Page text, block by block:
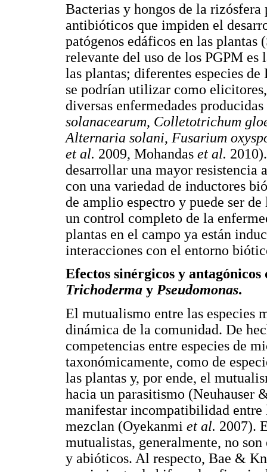
Bacterias y hongos de la
antibióticos que impiden el
patógenos edáficos en las
relevante del uso de los PGPM
las plantas; diferentes especies de
se podrían utilizar como
diversas enfermedades
solanacearum, Colletotrichum
Alternaria solani, Fusarium
et al. 2009, Mohandas et al.
desarrollar una mayor resistencia
con una variedad de inductores
de amplio espectro y puede ser
un control completo de la
plantas en el campo ya están
interacciones con el entorno
Efectos sinérgicos y
Trichoderma y Pseudomonas.
El mutualismo entre las especies
dinámica de la comunidad. De
competencias entre especies de
taxonómicamente, como de
las plantas y, por ende, el
hacia un parasitismo (Neuhauser
manifestar incompatibilidad entre
mezclan (Oyekanmi et al. 2007).
mutualistas, generalmente, no
y abióticos. Al respecto, Bae &